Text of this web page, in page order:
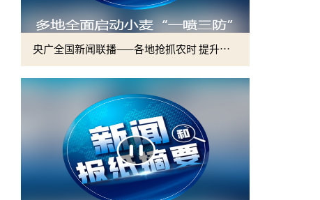
央广全国新闻联播——各地抢抓农时 提升春管效率 夯实夏粮增收基础 (2)